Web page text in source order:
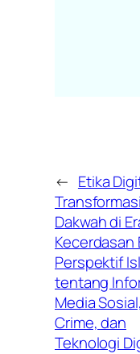
← Etika
Transformasi
Dakwah di
Kecerdasan
Perspektif
tentang
Media
Crime, dan
Teknologi